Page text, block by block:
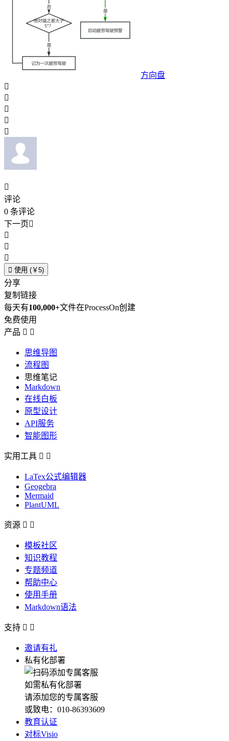
方向盘






评论
0 条评论
下一页



 使用 (￥5)
分享
复制链接
每天有100,000+文件在ProcessOn创建
免费使用
产品  
思维导图
流程图
思维笔记
Markdown
在线白板
原型设计
API服务
智能图形
实用工具  
LaTex公式编辑器
Geogebra
Mermaid
PlantUML
资源  
模板社区
知识教程
专题频道
帮助中心
使用手册
Markdown语法
支持  
邀请有礼
私有化部署
如需私有化部署
请添加您的专属客服
或致电：010-86393609
教育认证
对标Visio